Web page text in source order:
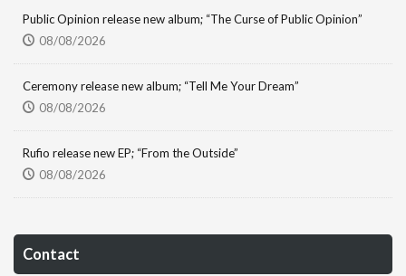
Public Opinion release new album; “The Curse of Public Opinion”
08/08/2026
Ceremony release new album; “Tell Me Your Dream”
08/08/2026
Rufio release new EP; “From the Outside”
08/08/2026
Contact